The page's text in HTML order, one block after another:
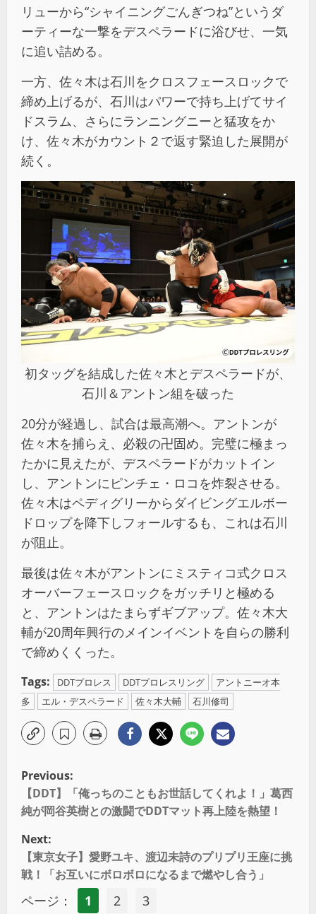
リューから“シャイニングごんぎつね”というダ
ーティーな一撃をデスペラードに浴びせ、一気
に追い詰める。
一方、佐々木は石川をクロスフェースロックで
締め上げるが、石川はパワーで持ち上げてサイ
ドスラム、さらにランニングニーと猛攻をか
け、佐々木がカウント２で返す緊迫した展開が
続く。
初タッグを結成した佐々木とデスペラードが、
石川＆アントン組を破った
20分が経過し、試合は最高潮へ。アントンが
佐々木を捕らえ、必殺の卍固め。完璧に極まっ
たかに見えたが、デスペラードがカットイン
し、アントンにピンチェ・ロコを炸裂させる。
佐々木はペディグリーからダイビングエルボー
ドロップを降下しフォールするも、これは石川
が阻止。
最後は佐々木がアントンにミスティコ式クロス
オーバーフェースロックをガッチリと極める
と、アントンはたまらずギブアップ。佐々木大
輔が20周年興行のメインイベントを自らの勝利
で締めくくった。
Tags: DDTプロレス DDTプロレスリング
アントニーオ本
多
エル・デスペラード 佐々木大輔 石川修司
Previous:
【DDT】「俺っちのこともお世話してくれよ！」葛西
純が岡谷英樹との激闘でDDTマット再上陸を熱望！
Next:
【東京女子】愛野ユキ、渡辺未詩のプリプリ王座に挑
戦！「お互いにボロボロになるまで燃やし合う」
ページ： 1 2 3